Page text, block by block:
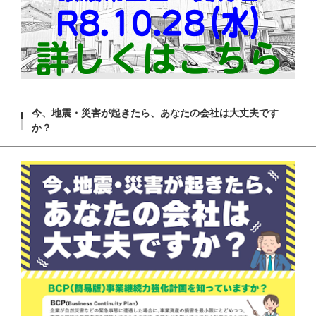
今、地震・災害が起きたら、あなたの会社は大丈夫です
か？